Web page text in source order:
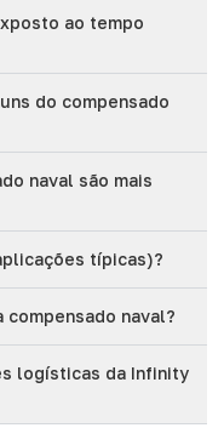
ao tempo
do compensado
naval são mais
típicas)?
naval?
logísticas da Infinity